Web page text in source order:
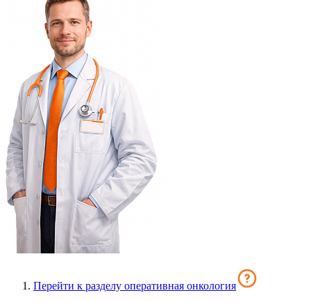
Перейти к разделу оперативная онкология